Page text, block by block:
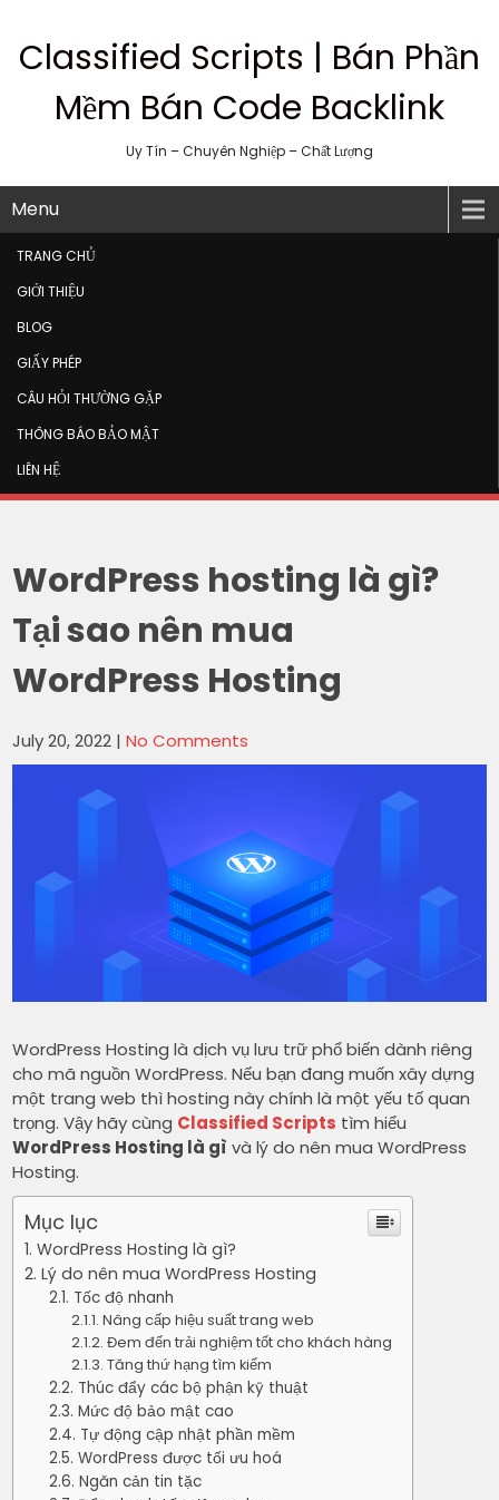
Classified Scripts | Bán Phần
Mềm Bán Code Backlink
Uy Tín – Chuyên Nghiệp – Chất Lượng
Menu
TRANG CHỦ
GIỚI THIỆU
BLOG
GIẤY PHÉP
CÂU HỎI THƯỜNG GẶP
THÔNG BÁO BẢO MẬT
LIÊN HỆ
WordPress hosting là gì?
Tại sao nên mua
WordPress Hosting
July 20, 2022 |No Comments
WordPress Hosting là dịch vụ lưu trữ phổ biến dành riêng
cho mã nguồn WordPress. Nếu bạn đang muốn xây dựng
một trang web thì hosting này chính là một yếu tố quan
trọng. Vậy hãy cùng Classified Scripts tìm hiểu
WordPress Hosting là gì và lý do nên mua WordPress
Hosting.
Mục lục
WordPress Hosting là gì?
Lý do nên mua WordPress Hosting
Tốc độ nhanh
Nâng cấp hiệu suất trang web
Đem đến trải nghiệm tốt cho khách hàng
Tăng thứ hạng tìm kiếm
Thúc đẩy các bộ phận kỹ thuật
Mức độ bảo mật cao
Tự động cập nhật phần mềm
WordPress được tối ưu hoá
Ngăn cản tin tặc